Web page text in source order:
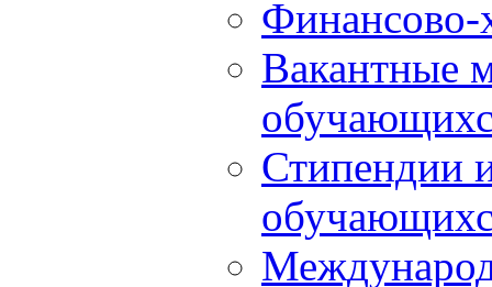
Финансово-
Вакантные
Стипендии